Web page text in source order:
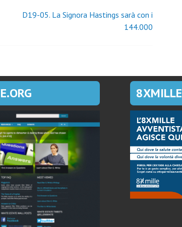
D19-05. La Signora Hastings sarà con i
144.000
8XMILLE